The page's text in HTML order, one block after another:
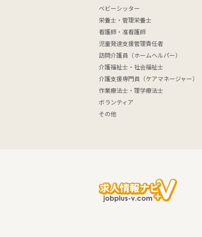
ベビーシッター
栄養士・管理栄養士
看護師・准看護師
児童発達支援管理責任者
訪問介護員（ホームヘルパー）
介護福祉士・社会福祉士
介護支援専門員（ケアマネージャー）
作業療法士・理学療法士
ボランティア
その他